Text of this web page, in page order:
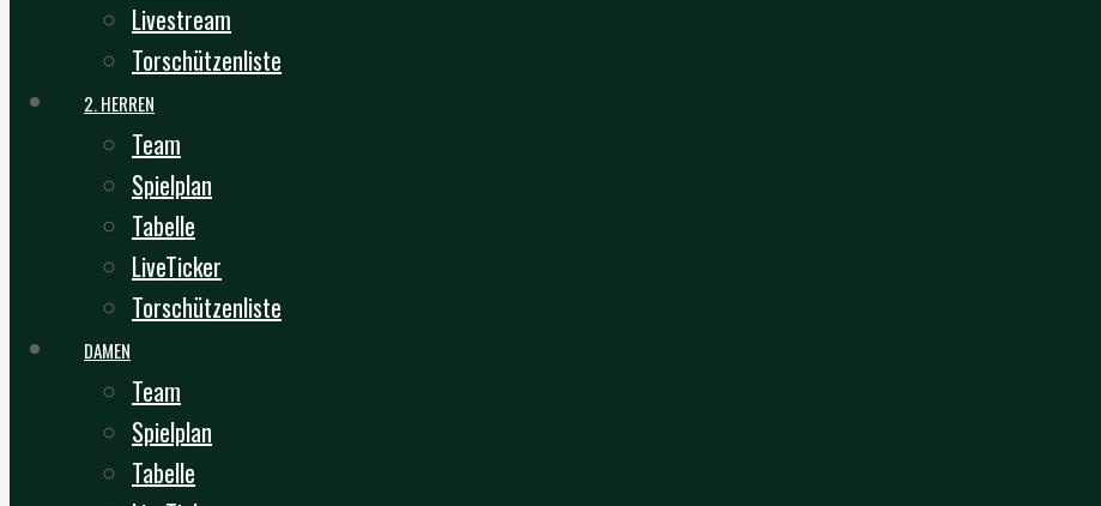
Livestream
Torschützenliste
2. HERREN
Team
Spielplan
Tabelle
LiveTicker
Torschützenliste
DAMEN
Team
Spielplan
Tabelle